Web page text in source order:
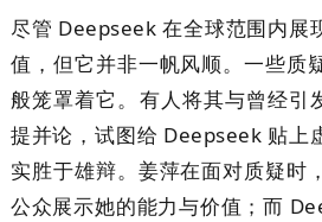
尽管 Deepseek 在全球范围内展
值，但它并非一帆风顺。一些质
般笼罩着它。有人将其与曾经引
提并论，试图给 Deepseek 贴上
实胜于雄辩。姜萍在面对质疑时
公众展示她的能力与价值；而